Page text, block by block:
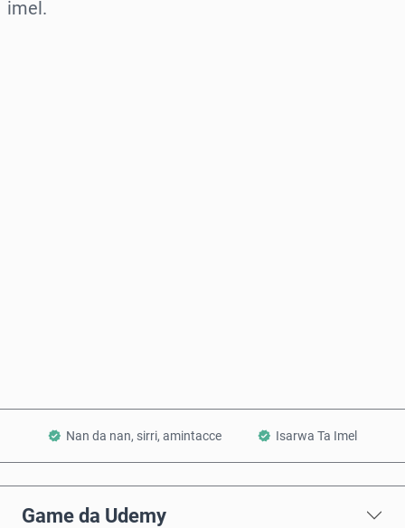
imel.
Nan da nan, sirri, amintacce Isarwa Ta Imel
Game da Udemy